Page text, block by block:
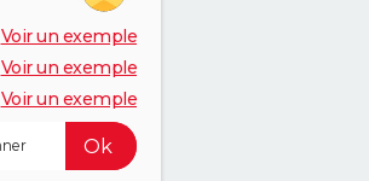
Voir un exemple
Voir un exemple
Voir un exemple